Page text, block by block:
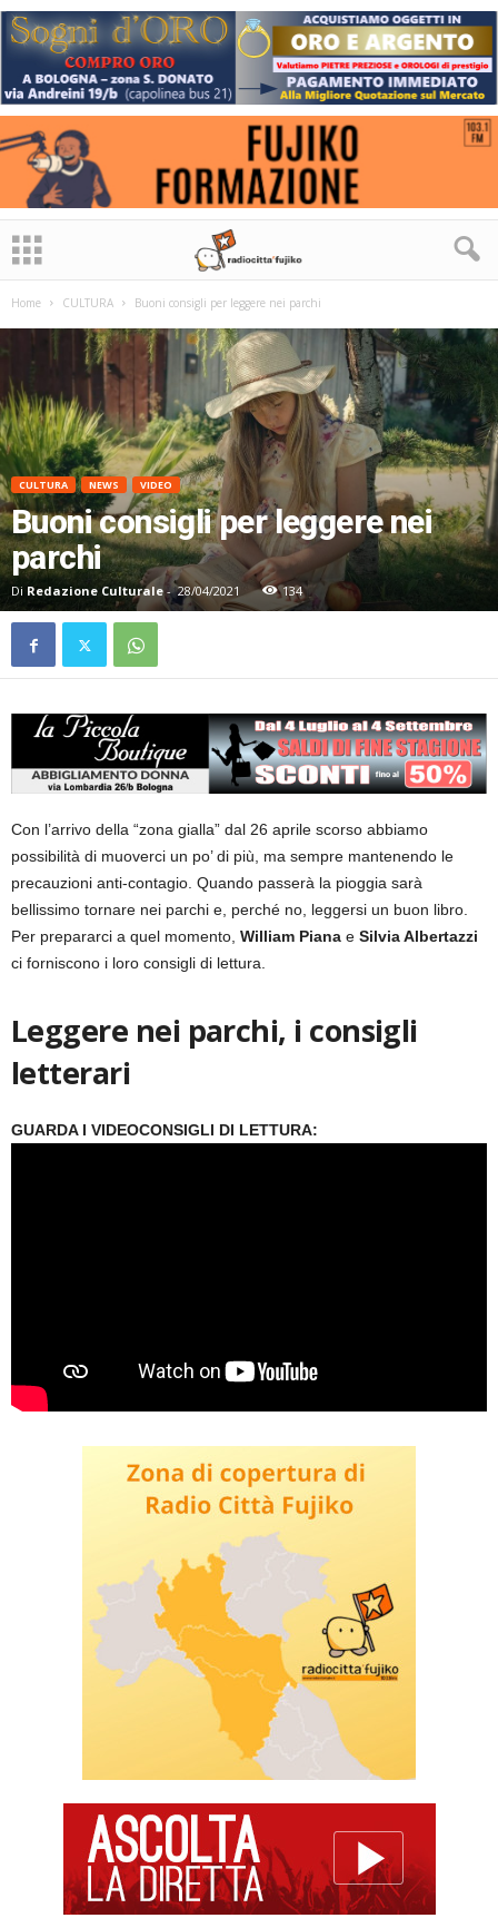
Home CULTURA Buoni consigli per leggere nei parchi
CULTURA NEWS VIDEO
Buoni consigli per leggere nei
parchi
Di Redazione Culturale - 28/04/2021 134
Con l’arrivo della “zona gialla” dal 26 aprile scorso abbiamo
possibilità di muoverci un po’ di più, ma sempre mantenendo le
precauzioni anti-contagio. Quando passerà la pioggia sarà
bellissimo tornare nei parchi e, perché no, leggersi un buon libro.
Per prepararci a quel momento, William Piana e Silvia Albertazzi
ci forniscono i loro consigli di lettura.
Leggere nei parchi, i consigli
letterari
GUARDA I VIDEOCONSIGLI DI LETTURA: